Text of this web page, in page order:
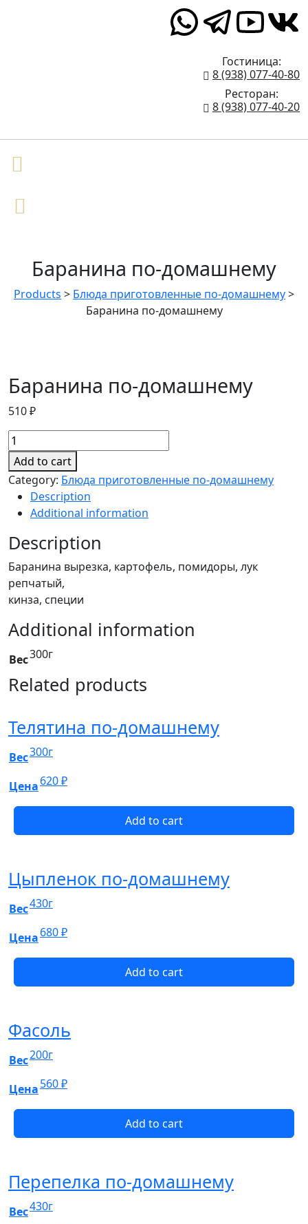
Гостиница:
8 (938) 077-40-80
Ресторан:
8 (938) 077-40-20
Баранина по-домашнему
Products > Блюда приготовленные по-домашнему>
Баранина по-домашнему
Баранина по-домашнему
510₽
Баранина
по-
домашнему
quantity
Add to cart
Category: Блюда приготовленные по-домашнему
Description
Additional information
Description
Баранина вырезка, картофель, помидоры, лук
репчатый,
кинза, специи
Additional information
Вес300г
Related products
Телятина по-домашнему
Вес300г
Цена620₽
Add to cart
Цыпленок по-домашнему
Вес430г
Цена680₽
Add to cart
Фасоль
Вес200г
Цена560₽
Add to cart
Перепелка по-домашнему
Вес430г